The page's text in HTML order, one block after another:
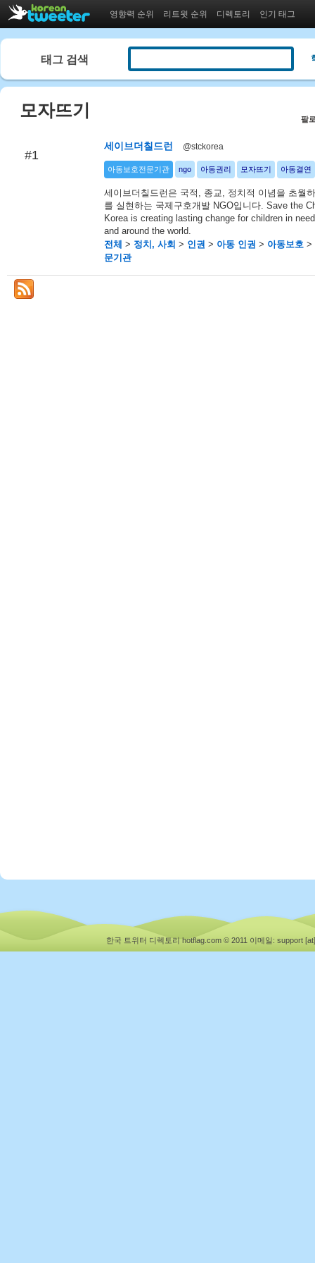
영향력 순위 리트윗 순위 디렉토리 인기 태그
태그 검색
모자뜨기 팔
#1
세이브더칠드런 @stckorea
아동보호전문기관 ngo 아동권리 모자뜨기 아동결연
세이브더칠드런은 국적, 종교, 정치적 이념을 초월
를 실현하는 국제구호개발 NGO입니다. Save the
Korea is creating lasting change for children in
and around the world.
전체 > 정치, 사회 > 인권 > 아동 인권 > 아동보호 >
문기관
한국 트위터 디렉토리 hotflag.com © 2011 이메일: support